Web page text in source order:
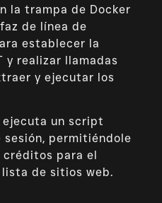
la trampa de Docker
de línea de
establecer la
y realizar llamadas
y ejecutar los
un script
sesión, permitiéndole
para el
de sitios web.